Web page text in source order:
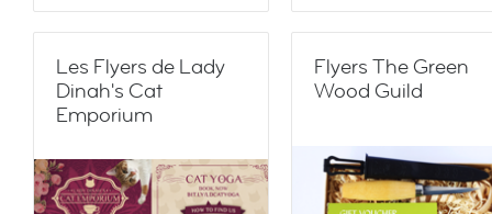
Les Flyers de Lady
Dinah's Cat
Emporium
Flyers The Green
Wood Guild